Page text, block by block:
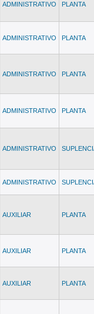
ADMINISTRATIVO PLANTA
ADMINISTRATIVO PLANTA
ADMINISTRATIVO PLANTA
ADMINISTRATIVO PLANTA
ADMINISTRATIVO
ADMINISTRATIVO
AUXILIAR PLANTA
AUXILIAR PLANTA
AUXILIAR PLANTA